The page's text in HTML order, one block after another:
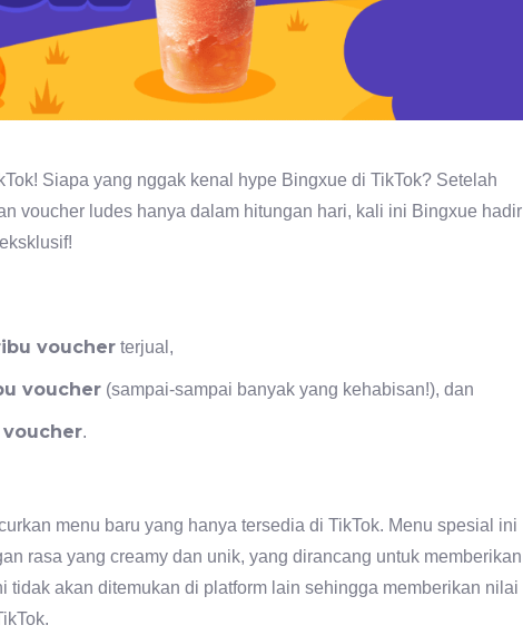
Siapa yang nggak kenal hype Bingxue di TikTok? Setelah
voucher ludes hanya dalam hitungan hari, kali ini Bingxue hadir
voucher terjual,
voucher (sampai-sampai banyak yang kehabisan!), dan
.
menu baru yang hanya tersedia di TikTok. Menu spesial ini
rasa yang creamy dan unik, yang dirancang untuk memberikan
akan ditemukan di platform lain sehingga memberikan nilai